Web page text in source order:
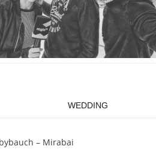
WEDDING
– Mirabai